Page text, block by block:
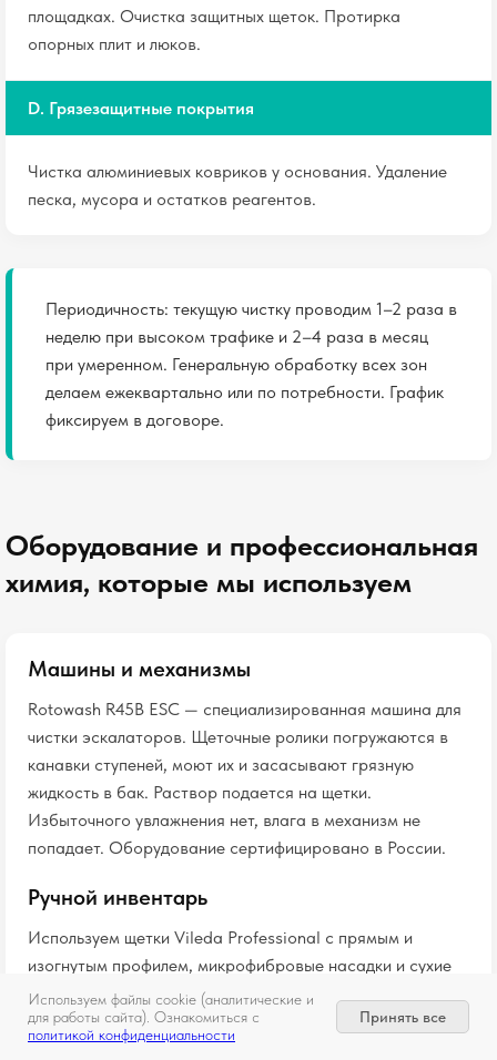
площадках. Очистка защитных щеток. Протирка
опорных плит и люков.
D. Грязезащитные покрытия
Чистка алюминиевых ковриков у основания. Удаление
песка, мусора и остатков реагентов.
Периодичность: текущую чистку проводим 1–2 раза в
неделю при высоком трафике и 2–4 раза в месяц
при умеренном. Генеральную обработку всех зон
делаем ежеквартально или по потребности. График
фиксируем в договоре.
Оборудование и профессиональная
химия, которые мы используем
Машины и механизмы
Rotowash R45B ESC — специализированная машина для
чистки эскалаторов. Щеточные ролики погружаются в
канавки ступеней, моют их и засасывают грязную
жидкость в бак. Раствор подается на щетки.
Избыточного увлажнения нет, влага в механизм не
попадает. Оборудование сертифицировано в России.
Ручной инвентарь
Используем щетки Vileda Professional с прямым и
изогнутым профилем, микрофибровые насадки и сухие
пады для финального осушения. Инвентарь подбираем
под конкретный тип поверхности.
Используем файлы cookie (аналитические и
для работы сайта). Ознакомиться с
политикой конфиденциальности
Принять все